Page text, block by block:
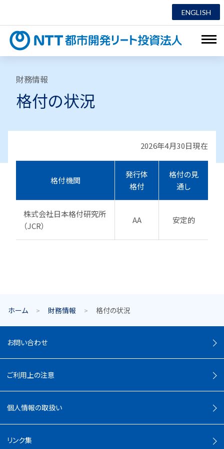
ENGLISH
財務情報
格付の状況
2026年4月30日現在
格付機関
発行体
格付
格付の見
通し
株式会社日本格付研究所
（JCR）
AA 安定的
ホーム 財務情報 格付の状況
お問い合わせ
ご利用上の注意
個人情報の取扱い
リンク集